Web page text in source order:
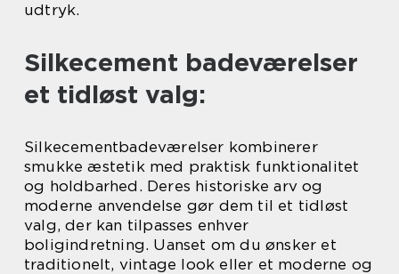
udtryk.
Silkecement badeværelser
et tidløst valg:
Silkecementbadeværelser kombinerer
smukke æstetik med praktisk funktionalitet
og holdbarhed. Deres historiske arv og
moderne anvendelse gør dem til et tidløst
valg, der kan tilpasses enhver
boligindretning. Uanset om du ønsker et
traditionelt, vintage look eller et moderne og